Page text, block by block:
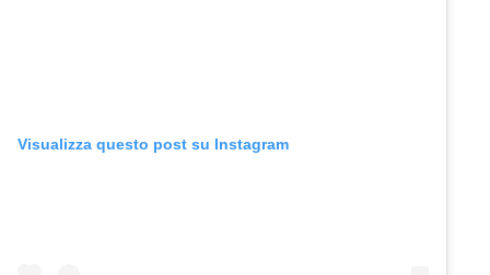
Visualizza questo post su Instagram